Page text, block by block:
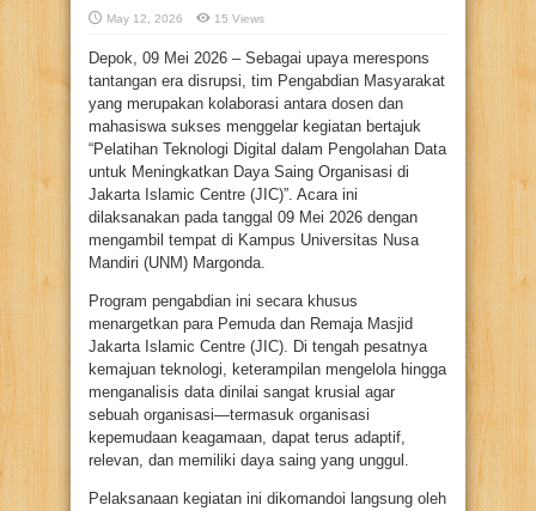
May 12, 2026 15 Views
Depok, 09 Mei 2026 – Sebagai upaya merespons
tantangan era disrupsi, tim Pengabdian Masyarakat
yang merupakan kolaborasi antara dosen dan
mahasiswa sukses menggelar kegiatan bertajuk
“Pelatihan Teknologi Digital dalam Pengolahan Data
untuk Meningkatkan Daya Saing Organisasi di
Jakarta Islamic Centre (JIC)”. Acara ini
dilaksanakan pada tanggal 09 Mei 2026 dengan
mengambil tempat di Kampus Universitas Nusa
Mandiri (UNM) Margonda.
Program pengabdian ini secara khusus
menargetkan para Pemuda dan Remaja Masjid
Jakarta Islamic Centre (JIC). Di tengah pesatnya
kemajuan teknologi, keterampilan mengelola hingga
menganalisis data dinilai sangat krusial agar
sebuah organisasi—termasuk organisasi
kepemudaan keagamaan, dapat terus adaptif,
relevan, dan memiliki daya saing yang unggul.
Pelaksanaan kegiatan ini dikomandoi langsung oleh